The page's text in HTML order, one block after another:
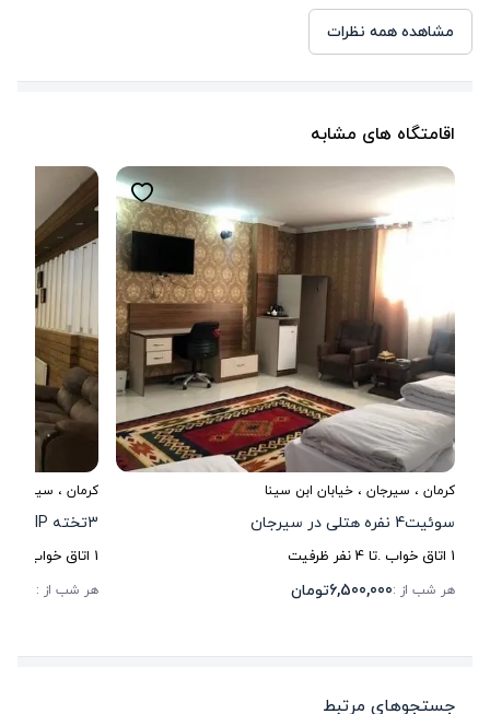
مشاهده همه نظرات
اقامتگاه های مشابه
کرمان ، سیرجان ، خیابان ابن سینا
سوئیت4 نفره هتلی در سیرجان
1 اتاق خواب .تا4نفر ظرفیت
هر شب از :6,500,000تومان
کرمان ، سیرجان
3تخته VIP هتلی در سیرجان
1 اتاق خواب .
هر شب از :
جستجوهای مرتبط